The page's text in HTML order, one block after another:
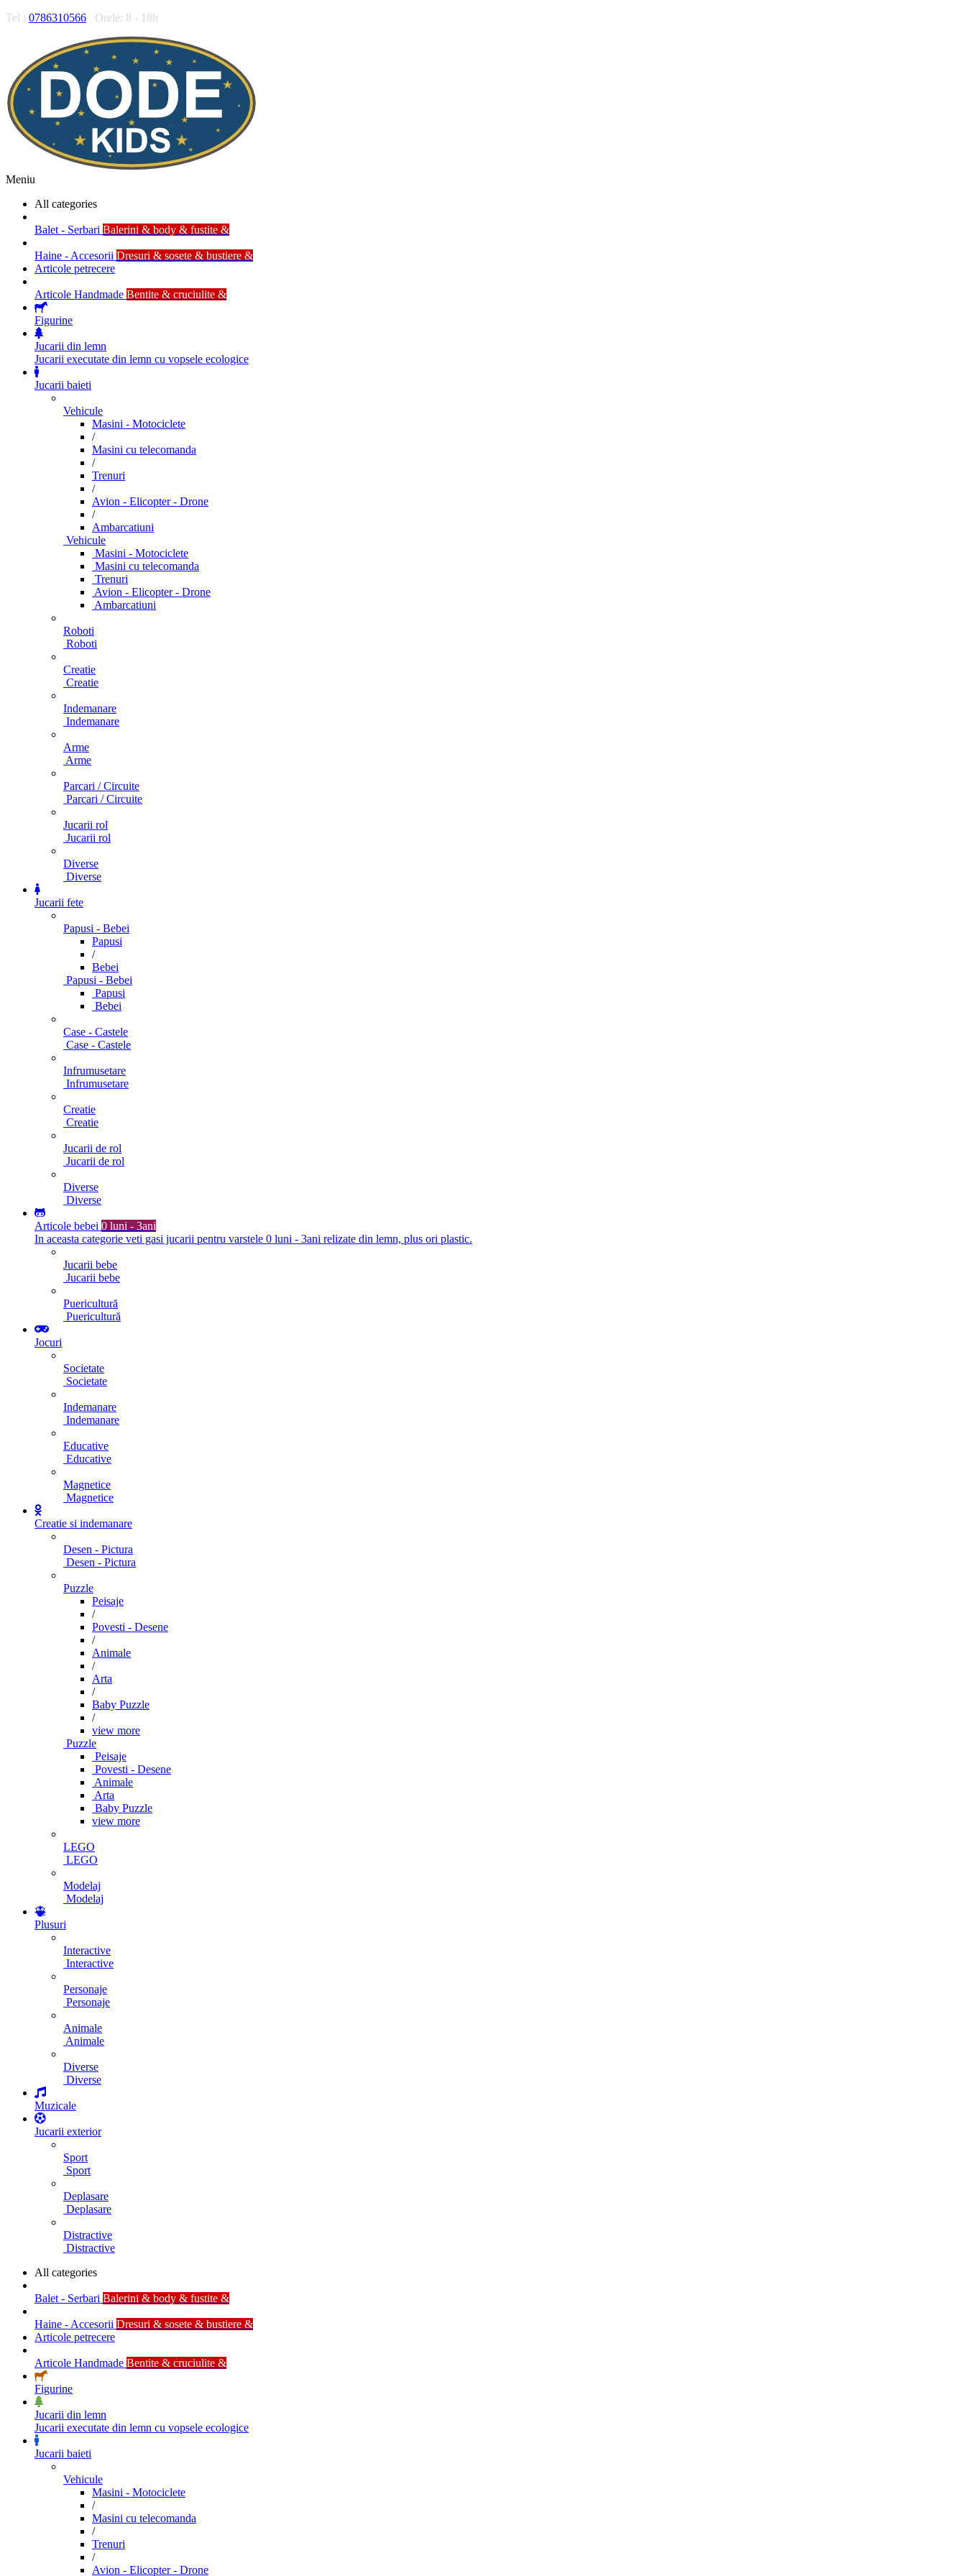
Tel : 0786310566 Orele: 8 - 18h
Meniu
All categories
Balet - Serbari Balerini & body & fustite &
Haine - Accesorii Dresuri & sosete & bustiere &
Articole petrecere
Articole Handmade Bentite & cruciulite &
Figurine
Jucarii din lemn
Jucarii executate din lemn cu vopsele ecologice
Jucarii baieti
Vehicule
Masini - Motociclete
/
Masini cu telecomanda
/
Trenuri
/
Avion - Elicopter - Drone
/
Ambarcatiuni
Vehicule
Masini - Motociclete
Masini cu telecomanda
Trenuri
Avion - Elicopter - Drone
Ambarcatiuni
Roboti
Roboti
Creatie
Creatie
Indemanare
Indemanare
Arme
Arme
Parcari / Circuite
Parcari / Circuite
Jucarii rol
Jucarii rol
Diverse
Diverse
Jucarii fete
Papusi - Bebei
Papusi
/
Bebei
Papusi - Bebei
Papusi
Bebei
Case - Castele
Case - Castele
Infrumusetare
Infrumusetare
Creatie
Creatie
Jucarii de rol
Jucarii de rol
Diverse
Diverse
Articole bebei 0 luni - 3ani
In aceasta categorie veti gasi jucarii pentru varstele 0 luni - 3ani relizate din lemn, plus ori plastic.
Jucarii bebe
Jucarii bebe
Puericultură
Puericultură
Jocuri
Societate
Societate
Indemanare
Indemanare
Educative
Educative
Magnetice
Magnetice
Creatie si indemanare
Desen - Pictura
Desen - Pictura
Puzzle
Peisaje
/
Povesti - Desene
/
Animale
/
Arta
/
Baby Puzzle
/
view more
Puzzle
Peisaje
Povesti - Desene
Animale
Arta
Baby Puzzle
view more
LEGO
LEGO
Modelaj
Modelaj
Plusuri
Interactive
Interactive
Personaje
Personaje
Animale
Animale
Diverse
Diverse
Muzicale
Jucarii exterior
Sport
Sport
Deplasare
Deplasare
Distractive
Distractive
All categories
Balet - Serbari Balerini & body & fustite &
Haine - Accesorii Dresuri & sosete & bustiere &
Articole petrecere
Articole Handmade Bentite & cruciulite &
Figurine
Jucarii din lemn
Jucarii executate din lemn cu vopsele ecologice
Jucarii baieti
Vehicule
Masini - Motociclete
/
Masini cu telecomanda
/
Trenuri
/
Avion - Elicopter - Drone